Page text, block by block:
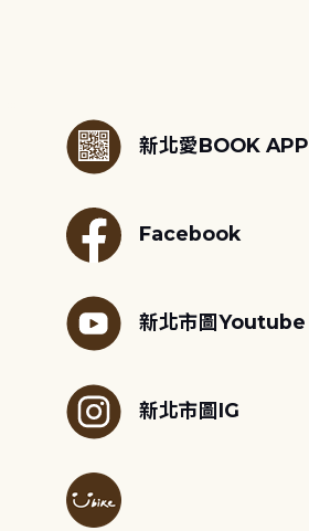
新北愛BOOK APP
Facebook
新北市圖Youtube
新北市圖IG